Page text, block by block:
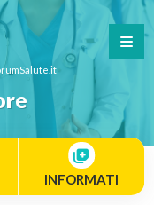
INFORMATI